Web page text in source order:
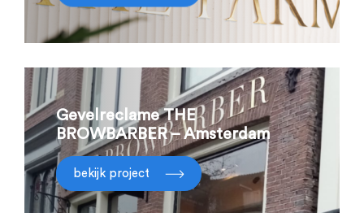
Gevelreclame THE
BROWBARBER – Amsterdam
bekijk project